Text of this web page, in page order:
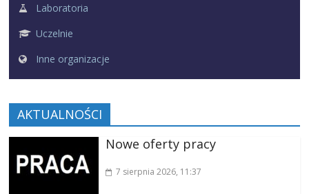
Laboratoria
Uczelnie
Inne organizacje
AKTUALNOŚCI
Nowe oferty pracy
7 sierpnia 2026, 11:37